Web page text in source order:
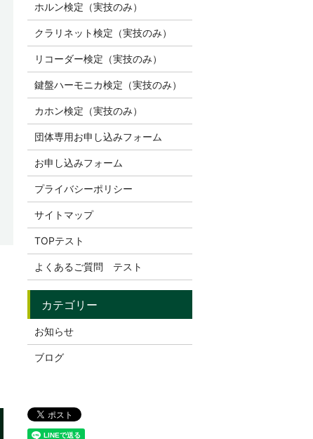
ホルン検定（実技のみ）
クラリネット検定（実技のみ）
リコーダー検定（実技のみ）
鍵盤ハーモニカ検定（実技のみ）
カホン検定（実技のみ）
団体専用お申し込みフォーム
お申し込みフォーム
プライバシーポリシー
サイトマップ
TOPテスト
よくあるご質問 テスト
お知らせ
ブログ